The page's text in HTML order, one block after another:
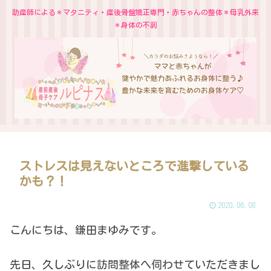
助産師による＊マタニティ・産後骨盤矯正専門・赤ちゃんの整体＊母乳外来
＊身体の不調
ストレスは見えないところで進撃している
かも？！
2020.06.08
こんにちは、鎌田まゆみです。
先日、久しぶりに訪問整体へ伺わせていただきまし